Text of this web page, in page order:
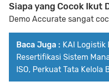
Siapa yang Cocok Ikut
Demo Accurate sangat
Baca Juga : KAI Logistik
Resertifikasi Sistem
ISO, Perkuat Tata Kelola